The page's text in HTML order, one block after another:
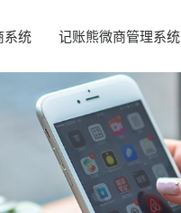
系统 记账熊微商管理系统